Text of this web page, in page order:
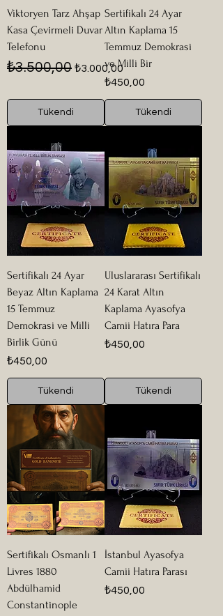
Viktoryen Tarz Ahşap
Kasa Çevirmeli Duvar
Telefonu
Normal Fiyat
₺3.500,00 İndirimli Fiyat
₺3.000,00
Tükendi
Sertifikalı 24 Ayar
Altın Kaplama 15
Temmuz Demokrasi
ve Milli Bir
Fiyat
₺450,00
Tükendi
Sertifikalı 24 Ayar
Beyaz Altın Kaplama
15 Temmuz
Demokrasi ve Milli
Birlik Günü
Fiyat
₺450,00
Tükendi
Uluslararası Sertifikalı
24 Karat Altın
Kaplama Ayasofya
Camii Hatıra Para
Fiyat
₺450,00
Tükendi
Sertifikalı Osmanlı 1
Livres 1880
Abdülhamid
Constantinople
İstanbul Ayasofya
Camii Hatıra Parası
Fiyat
₺450,00